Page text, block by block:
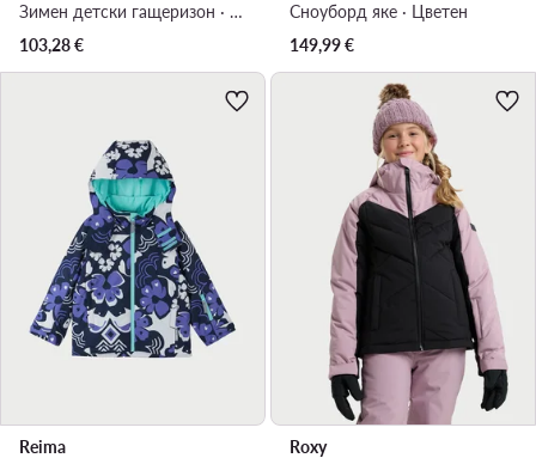
Зимен детски гащеризон · Зелен
103,28€
Сноуборд яке · Цветен
149,99€
Reima
Roxy